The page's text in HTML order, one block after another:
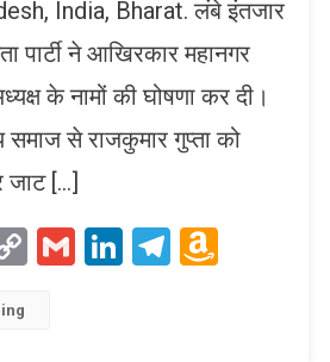
India, Bharat. लंबे इंतजार
पार्टी ने आखिरकार महानगर
के नामों की घोषणा कर दी।
समाज से राजकुमार गुप्ता को
जाट […]
CopyGmailLinkedIn
Telegram